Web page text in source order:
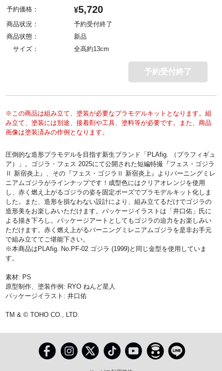
予約価格：
¥5,720
商品状況：
予約受付終了
商品状態：
新品
サイズ：
全高約13cm
予約受付終了
※この商品は組み立て、塗装が必要なプラモデルキットとなります。組
み立て、塗装には別途、接着剤や工具、塗料等が必要です。また、商品
画像は塗装済みの作例となります。
圧倒的な造形プラモデルを目指す新生ブランド「PLAfig. （プラフィギュ
ア）」。ゴジラ・フェス 2025にて公開された短編特撮『フェス・ゴジラ
Ⅱ 新宿炎上』、その『フェス・ゴジラⅡ 新宿炎上』よりバーニングミレ
ニアムゴジラがラインナップです！成型色にはクリアオレンジを使用
し、赤く燃え上がるゴジラの姿を固定ポーズでプラモデルキット化しま
した。また、造形を損なわない設計により、組み立てるだけでゴジラの
造形美をお楽しみいただけます。パッケージイラストは「井口佑」氏に
よる描き下ろし。パッケージアートとしてもゴジラの迫力をお楽しみい
ただけます。赤く燃え上がるバーニングミレニアムゴジラを是非お手元
で組み立ててご堪能下さい。
※本商品はPLAfig. No.PF-02 ゴジラ (1999)と同じ金型を使用していま
す。
素材: PS
原型制作、塗装作例: RYO ねんど星人
パッケージイラスト: 井口佑
TM & © TOHO CO., LTD.